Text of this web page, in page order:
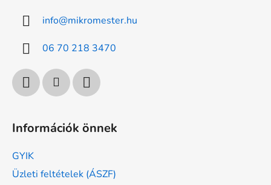
info@mikromester.hu
06 70 218 3470
Információk önnek
GYIK
Üzleti feltételek (ÁSZF)